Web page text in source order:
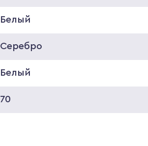
Белый
Серебро
Белый
70